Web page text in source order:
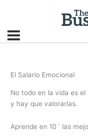
El Salario Emocional
No todo en la vida es
y hay que valorarlas.
Aprende en 10´ las